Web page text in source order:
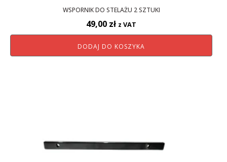
WSPORNIK DO STELAŻU 2 SZTUKI
49,00 zł z VAT
DODAJ DO KOSZYKA